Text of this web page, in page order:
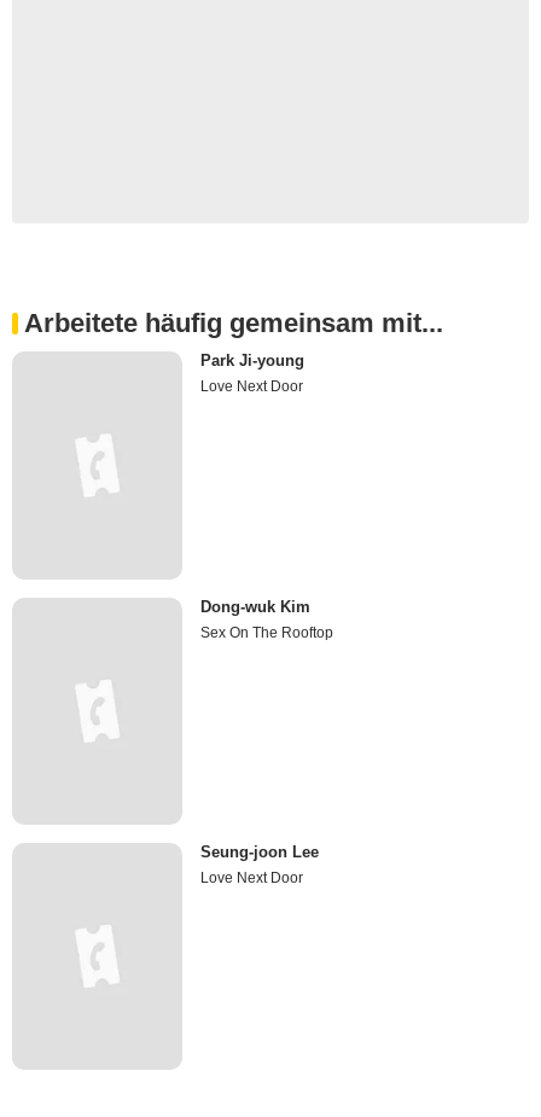
Arbeitete häufig gemeinsam mit...
Park Ji-young
Love Next Door
Dong-wuk Kim
Sex On The Rooftop
Seung-joon Lee
Love Next Door